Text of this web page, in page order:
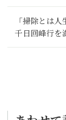
「掃除とは
千日回峰行を
く掃除の本質